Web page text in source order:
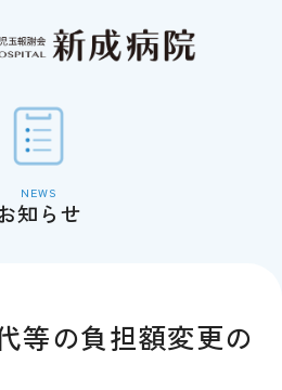
知らせ
等の負担額変更の